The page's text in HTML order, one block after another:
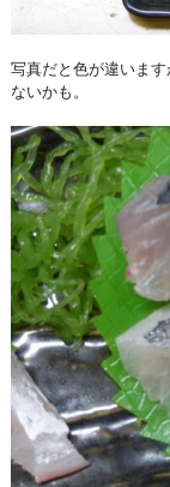
写真だと色が違いま
ないかも。